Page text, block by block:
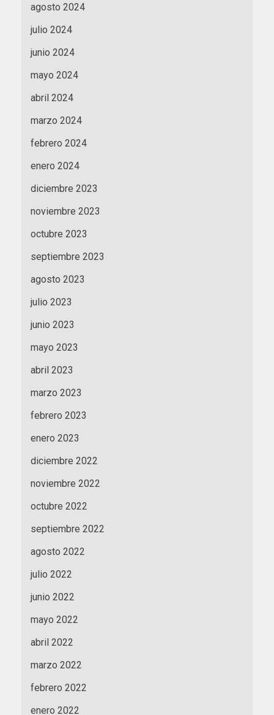
agosto 2024
julio 2024
junio 2024
mayo 2024
abril 2024
marzo 2024
febrero 2024
enero 2024
diciembre 2023
noviembre 2023
octubre 2023
septiembre 2023
agosto 2023
julio 2023
junio 2023
mayo 2023
abril 2023
marzo 2023
febrero 2023
enero 2023
diciembre 2022
noviembre 2022
octubre 2022
septiembre 2022
agosto 2022
julio 2022
junio 2022
mayo 2022
abril 2022
marzo 2022
febrero 2022
enero 2022